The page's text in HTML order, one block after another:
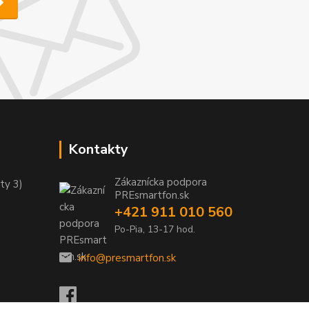
3)
Kontakty
Zákaznícka podpora
PREsmartfon.sk
+421 911 010 560
Po-Pia, 13-17 hod.
info@presmartfon.sk